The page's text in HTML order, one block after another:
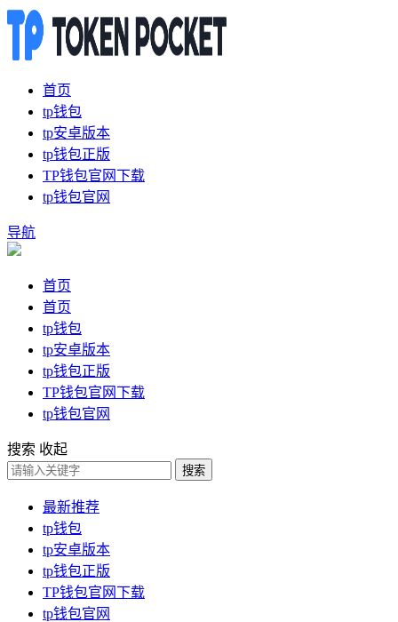
首页
tp钱包
tp安卓版本
tp钱包正版
TP钱包官网下载
tp钱包官网
导航
首页
首页
tp钱包
tp安卓版本
tp钱包正版
TP钱包官网下载
tp钱包官网
搜索 收起
搜索
最新推荐
tp钱包
tp安卓版本
tp钱包正版
TP钱包官网下载
tp钱包官网